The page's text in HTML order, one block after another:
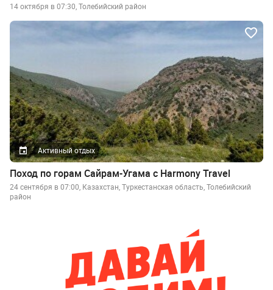
14 октября в 07:30, Толебийский район
Активный отдых
Поход по горам Сайрам-Угама c Harmony Travel
24 сентября в 07:00, Казахстан, Туркестанская область, Толебийский
район